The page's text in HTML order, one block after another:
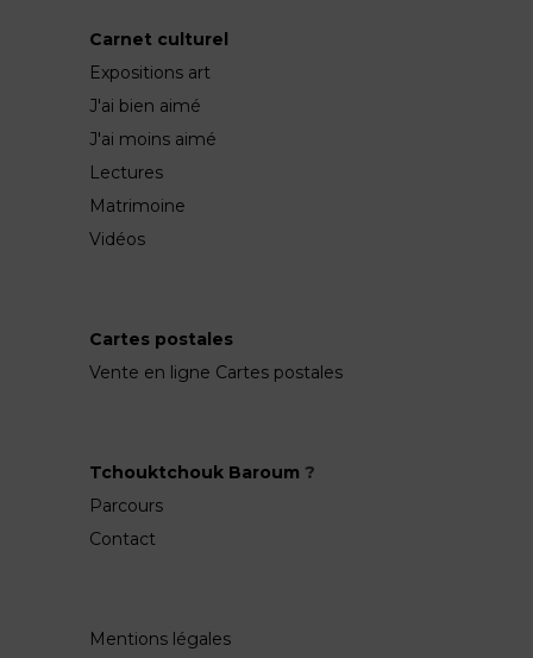
Carnet culturel
Expositions art
J'ai bien aimé
J'ai moins aimé
Lectures
Matrimoine
Vidéos
Cartes postales
Vente en ligne Cartes postales
Tchouktchouk Baroum ?
Parcours
Contact
Mentions légales